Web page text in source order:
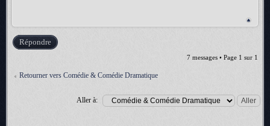
Répondre
7 messages • Page 1 sur 1
Retourner vers Comédie & Comédie Dramatique
Aller à: